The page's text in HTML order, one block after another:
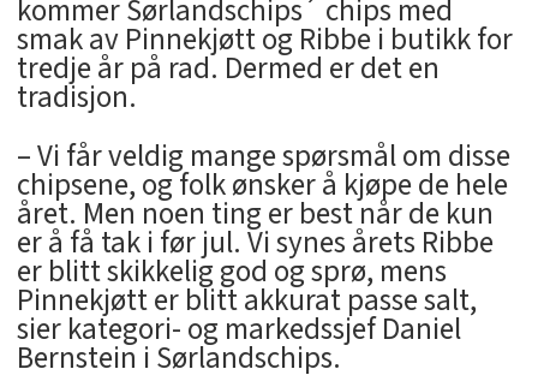
kommer Sørlandschips´ chips med
smak av Pinnekjøtt og Ribbe i butikk for
tredje år på rad. Dermed er det en
tradisjon.
– Vi får veldig mange spørsmål om disse
chipsene, og folk ønsker å kjøpe de hele
året. Men noen ting er best når de kun
er å få tak i før jul. Vi synes årets Ribbe
er blitt skikkelig god og sprø, mens
Pinnekjøtt er blitt akkurat passe salt,
sier kategori- og markedssjef Daniel
Bernstein i Sørlandschips.